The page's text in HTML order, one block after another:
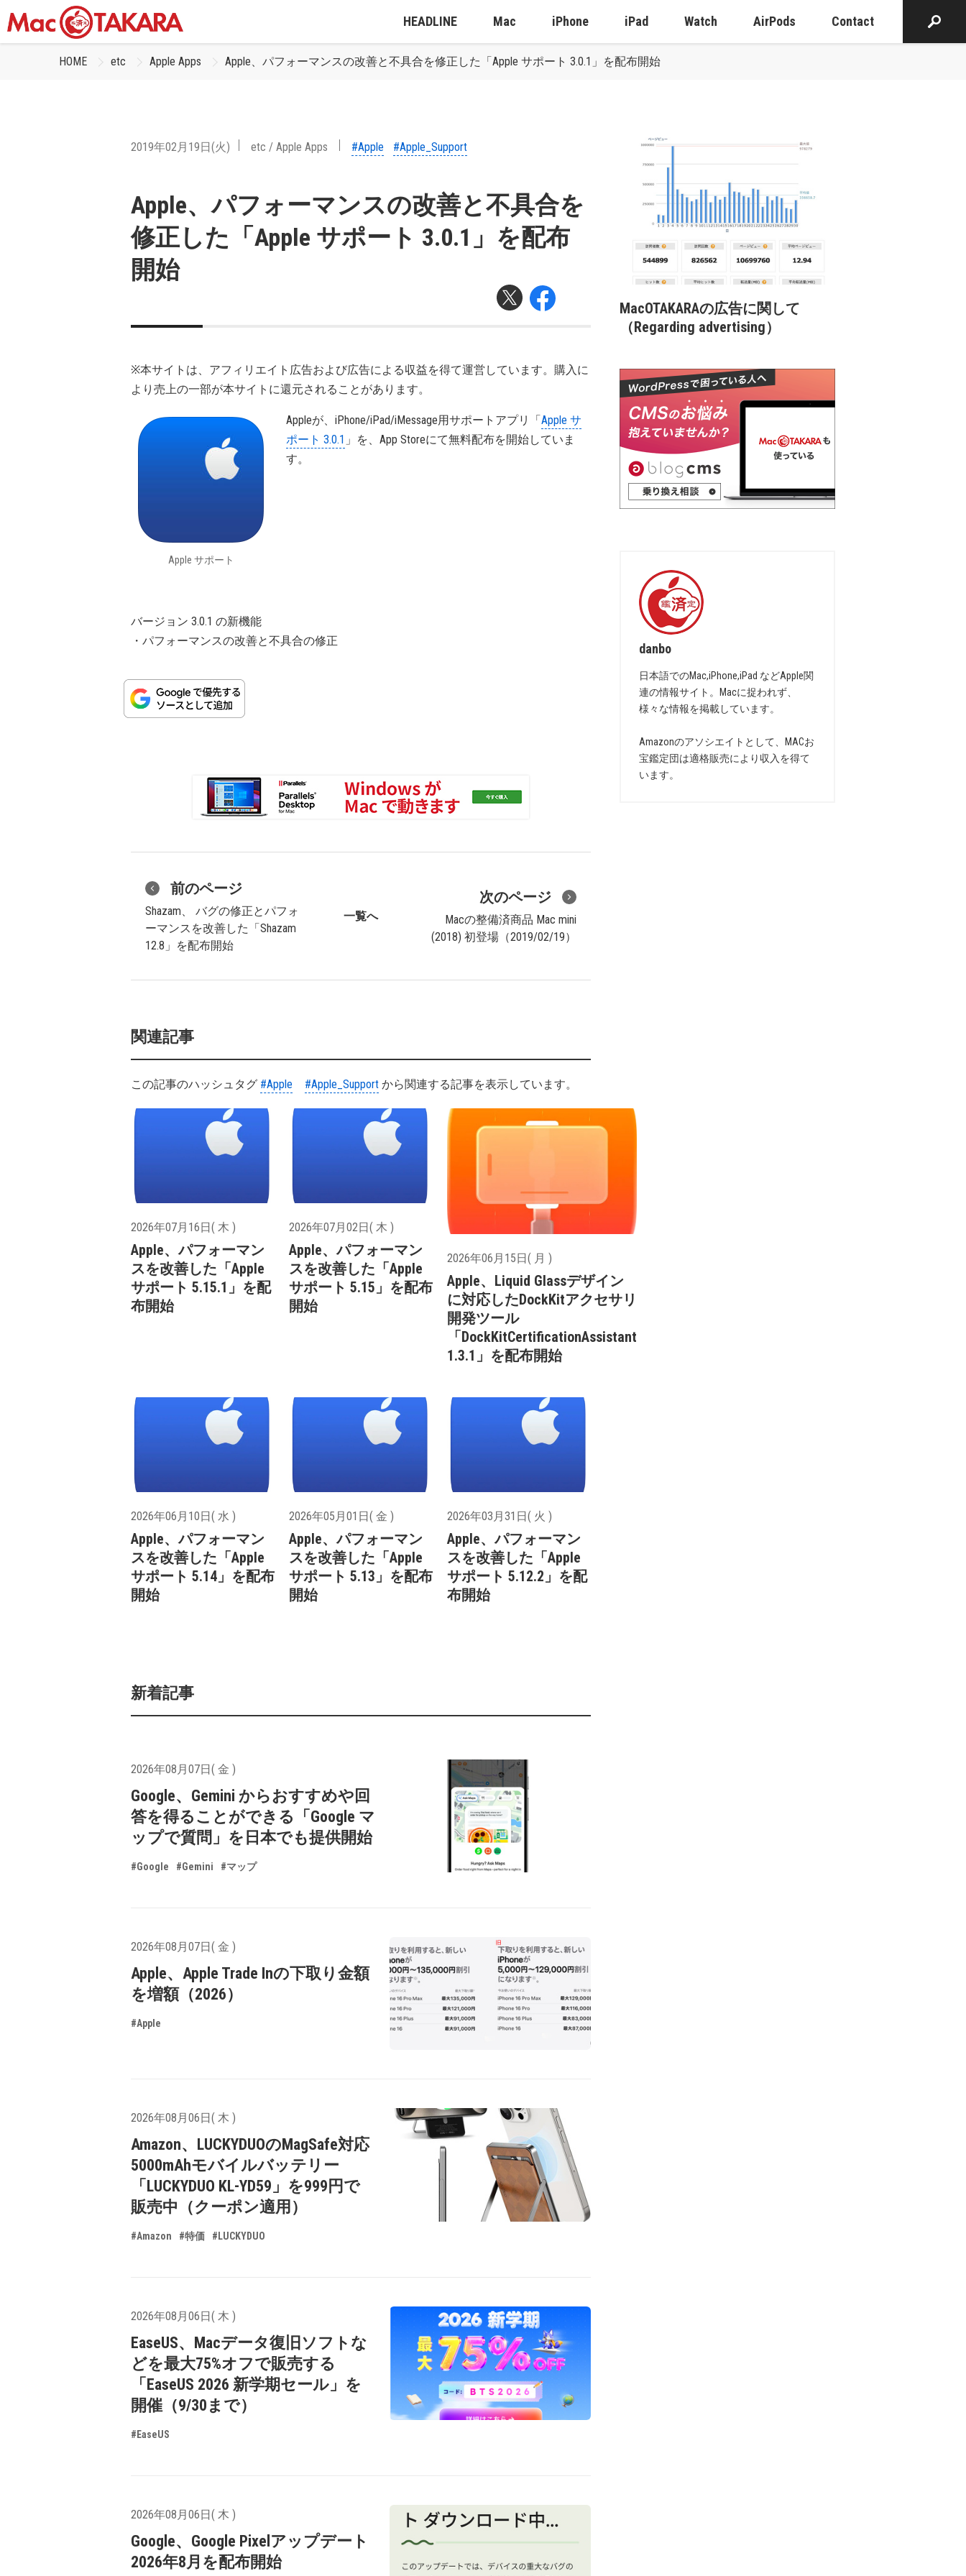
HEADLINE Mac iPhone iPad Watch AirPods Contact
HOME etc Apple Apps Apple、パフォーマンスの改善と不具合を修正した「Apple サポート 3.0.1」を配布開始
2019年02月19日(火) etc / Apple Apps #Apple #Apple_Support
Apple、パフォーマンスの改善と不具合を
修正した「Apple サポート 3.0.1」を配布
開始
※本サイトは、アフィリエイト広告および広告による収益を得て運営しています。購入に
より売上の一部が本サイトに還元されることがあります。
Apple サポート
Appleが、iPhone/iPad/iMessage用サポートアプリ「Apple サ
ポート 3.0.1 」を、App Storeにて無料配布を開始していま
す。
バージョン 3.0.1 の新機能
・パフォーマンスの改善と不具合の修正
前のページ
Shazam、 バグの修正とパフォ
ーマンスを改善した「Shazam
12.8」を配布開始
一覧へ
次のページ
Macの整備済商品 Mac mini
(2018) 初登場（2019/02/19）
関連記事
この記事のハッシュタグ #Apple #Apple_Support から関連する記事を表示しています。
2026年07月16日( 木 )
Apple、パフォーマン
スを改善した「Apple
サポート 5.15.1」を配
布開始
2026年07月02日( 木 )
Apple、パフォーマン
スを改善した「Apple
サポート 5.15」を配布
開始
2026年06月15日( 月 )
Apple、Liquid Glassデザイン
に対応したDockKitアクセサリ
開発ツール
「DockKitCertificationAssistant
1.3.1」を配布開始
2026年06月10日( 水 )
Apple、パフォーマン
スを改善した「Apple
サポート 5.14」を配布
開始
2026年05月01日( 金 )
Apple、パフォーマン
スを改善した「Apple
サポート 5.13」を配布
開始
2026年03月31日( 火 )
Apple、パフォーマン
スを改善した「Apple
サポート 5.12.2」を配
布開始
新着記事
2026年08月07日( 金 )
Google、Gemini からおすすめや回
答を得ることができる「Google マ
ップで質問」を日本でも提供開始
#Google #Gemini #マップ
2026年08月07日( 金 )
Apple、Apple Trade Inの下取り金額
を増額（2026）
#Apple
2026年08月06日( 木 )
Amazon、LUCKYDUOのMagSafe対応
5000mAhモバイルバッテリー
「LUCKYDUO KL-YD59」を999円で
販売中（クーポン適用）
#Amazon #特価 #LUCKYDUO
2026年08月06日( 木 )
EaseUS、Macデータ復旧ソフトな
どを最大75%オフで販売する
「EaseUS 2026 新学期セール」を
開催（9/30まで）
#EaseUS
2026年08月06日( 木 )
Google、Google Pixelアップデート
2026年8月を配布開始
MacOTAKARAの広告に関して
（Regarding advertising）
danbo
日本語でのMac,iPhone,iPad などApple関
連の情報サイト。Macに捉われず、
様々な情報を掲載しています。
Amazonのアソシエイトとして、MACお
宝鑑定団は適格販売により収入を得て
います。